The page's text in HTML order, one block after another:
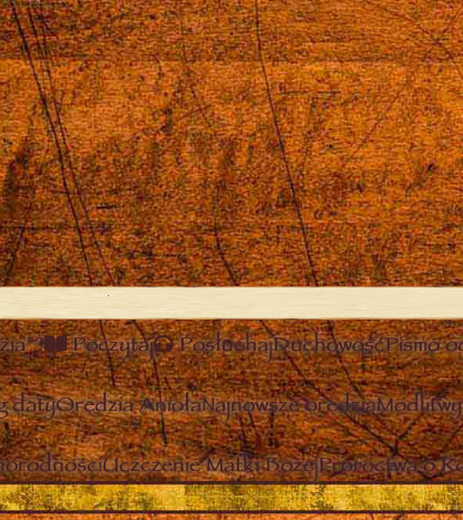
Poczytaj PosłuchajDuchowośćPismo
datyOrędzia AniołaNajnowsze orędzia
Uczczenie Matki BożejProroctwa o